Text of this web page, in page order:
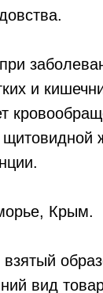
и
щитовидной
Крым.
вид